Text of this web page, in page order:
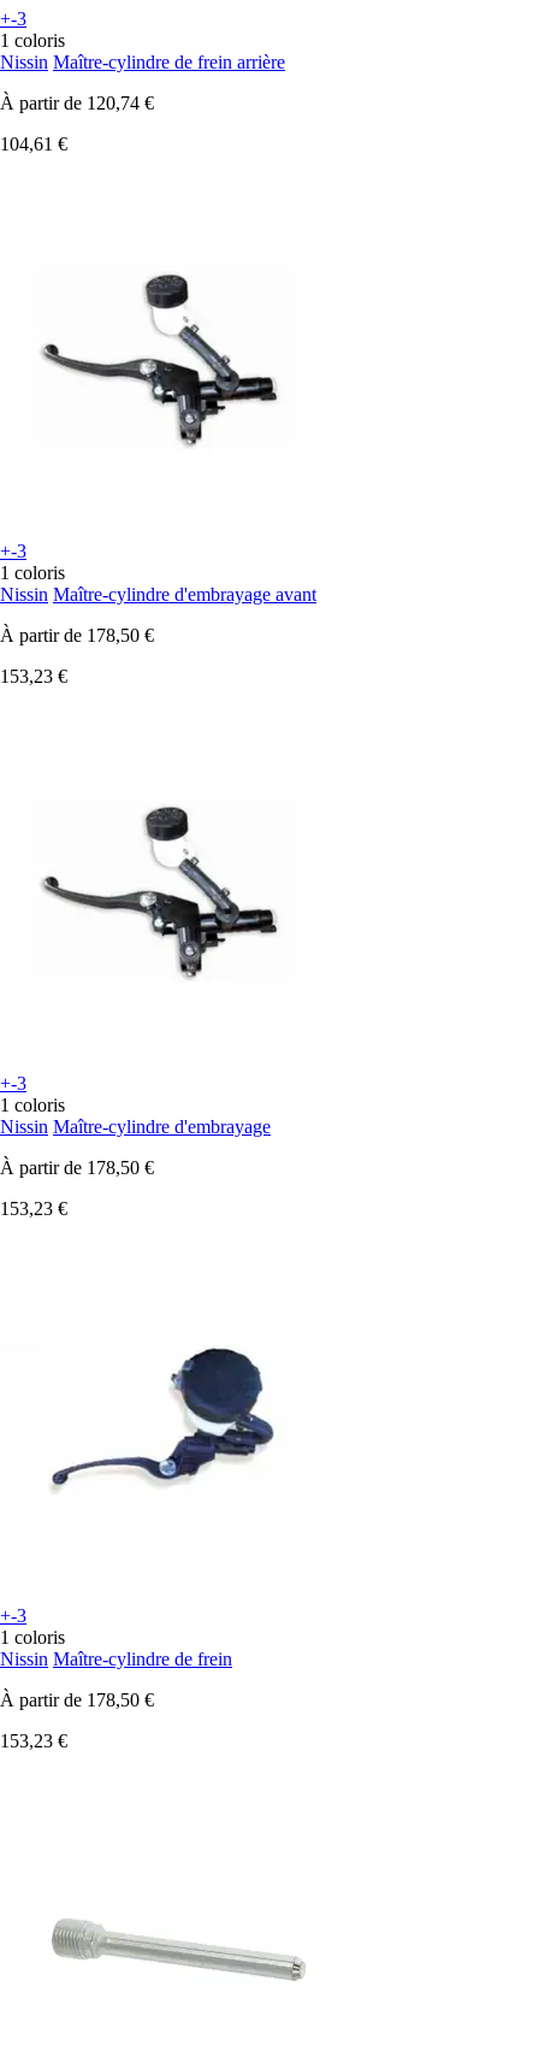
+-3
1 coloris
Nissin Maître-cylindre de frein arrière
À partir de 120,74 €
104,61 €
+-3
1 coloris
Nissin Maître-cylindre d'embrayage avant
À partir de 178,50 €
153,23 €
+-3
1 coloris
Nissin Maître-cylindre d'embrayage
À partir de 178,50 €
153,23 €
+-3
1 coloris
Nissin Maître-cylindre de frein
À partir de 178,50 €
153,23 €